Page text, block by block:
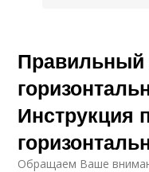
Жалюзи на
пластиковые
Рулонные
Правильный
Инструкция
Обращаем Ваше